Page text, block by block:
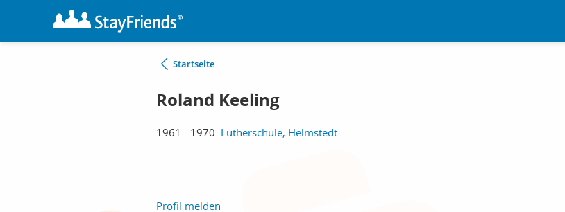
Startseite
Roland Keeling
1961 - 1970: Lutherschule, Helmstedt
Profil melden